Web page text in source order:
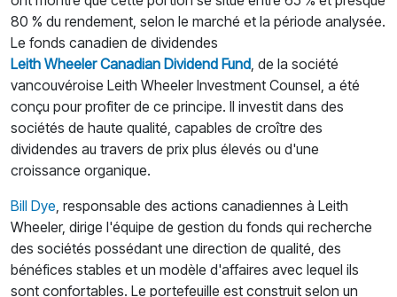
80 % du rendement, selon le marché et la période analysée.
Le fonds canadien de dividendes
Leith Wheeler Canadian Dividend Fund, de la société
vancouvéroise Leith Wheeler Investment Counsel, a été
conçu pour profiter de ce principe. Il investit dans des
sociétés de haute qualité, capables de croître des
dividendes au travers de prix plus élevés ou d'une
croissance organique.
Bill Dye, responsable des actions canadiennes à Leith
Wheeler, dirige l'équipe de gestion du fonds qui recherche
des sociétés possédant une direction de qualité, des
bénéfices stables et un modèle d'affaires avec lequel ils
sont confortables. Le portefeuille est construit selon un